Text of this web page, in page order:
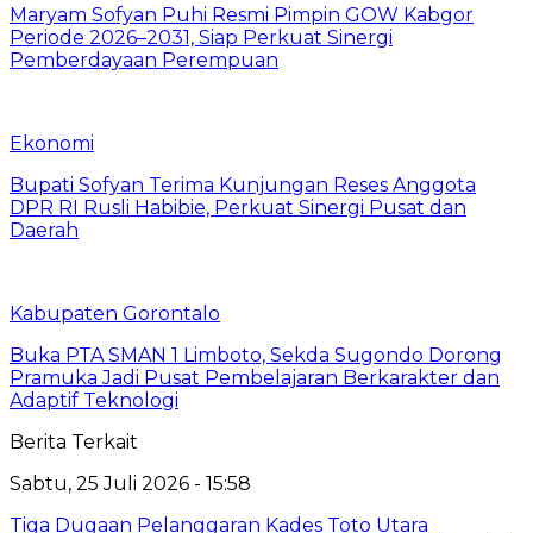
Maryam Sofyan Puhi Resmi Pimpin GOW Kabgor
Periode 2026–2031, Siap Perkuat Sinergi
Pemberdayaan Perempuan
Ekonomi
Bupati Sofyan Terima Kunjungan Reses Anggota
DPR RI Rusli Habibie, Perkuat Sinergi Pusat dan
Daerah
Kabupaten Gorontalo
Buka PTA SMAN 1 Limboto, Sekda Sugondo Dorong
Pramuka Jadi Pusat Pembelajaran Berkarakter dan
Adaptif Teknologi
Berita Terkait
Sabtu, 25 Juli 2026 - 15:58
Tiga Dugaan Pelanggaran Kades Toto Utara